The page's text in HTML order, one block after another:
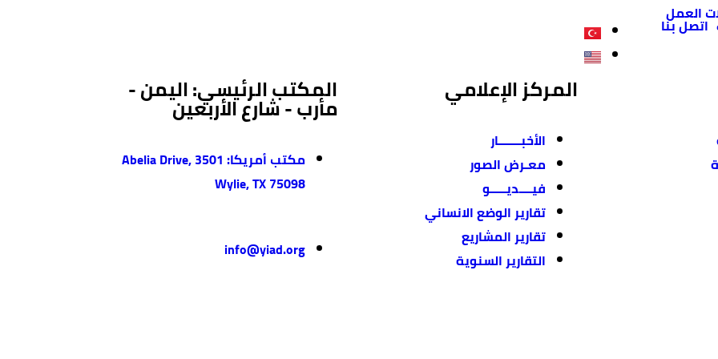
العمل
اتصل بنا
المركز الإعلامي
الأخبـــــــار
معـرض الصور
فيــــديـــــو
تقارير الوضع الانساني
تقارير المشاريع
التقارير السنوية
المكتب الرئيسي: اليمن -
مأرب - شارع الأربعين
مكتب أمريكا: 3501 Abelia Drive,
Wylie, TX 75098
info@yiad.org